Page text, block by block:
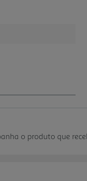
o produto que